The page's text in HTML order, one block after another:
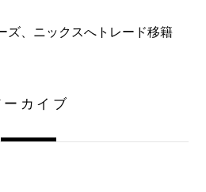
ズ、ニックスへトレード移籍
ーカイブ